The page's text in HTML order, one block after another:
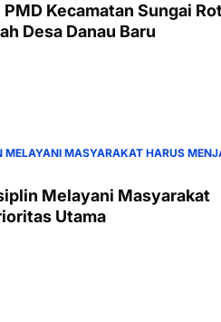
Kecamatan Sungai
Desa Danau Baru
MELAYANI MASYARAKAT HARUS
Melayani Masyarakat
Utama